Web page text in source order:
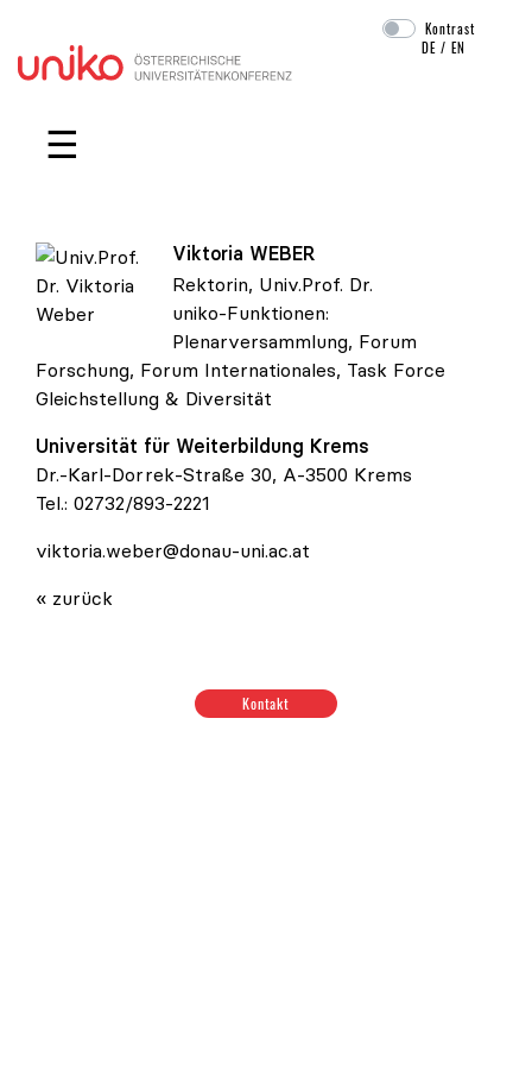
Navigation überspringen
Kontrast
DE /EN
☰
Univ.Prof. Dr. Viktoria Weber
Viktoria WEBER
Rektorin, Univ.Prof. Dr.
uniko-Funktionen:
Plenarversammlung, Forum
Forschung, Forum Internationales, Task Force
Gleichstellung & Diversität
Universität für Weiterbildung Krems
Dr.-Karl-Dorrek-Straße 30, A-3500 Krems
Tel.: 02732/893-2221
viktoria.weber@donau-uni.ac.at
« zurück
Kontakt